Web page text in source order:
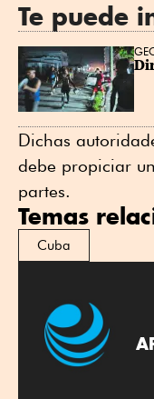
Te puede
Dichas
debe propiciar
partes.
Temas
Cuba